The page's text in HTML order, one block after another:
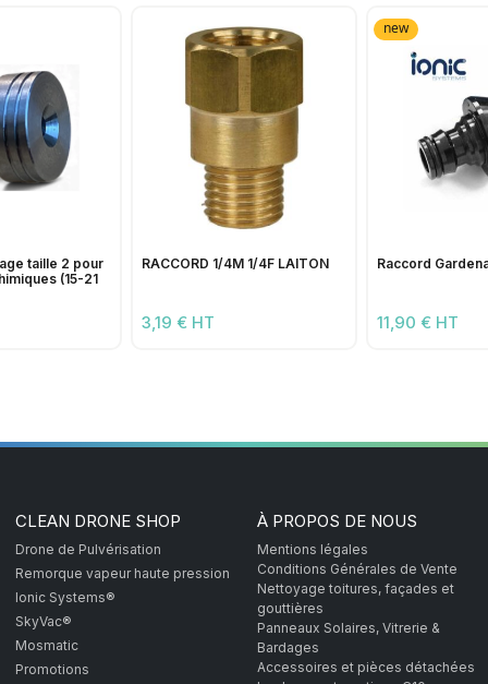
taille 2 pour
(15-21
RACCORD 1/4M 1/4F LAITON
3,19 € HT
new
Raccord
11,90 € HT
CLEAN DRONE SHOP
Drone de Pulvérisation
Remorque vapeur haute pression
Ionic Systems®
SkyVac®
Mosmatic
Promotions
À PROPOS DE NOUS
Mentions légales
Conditions Générales de Vente
Nettoyage toitures, façades et
gouttières
Panneaux Solaires, Vitrerie &
Bardages
Accessoires et pièces détachées